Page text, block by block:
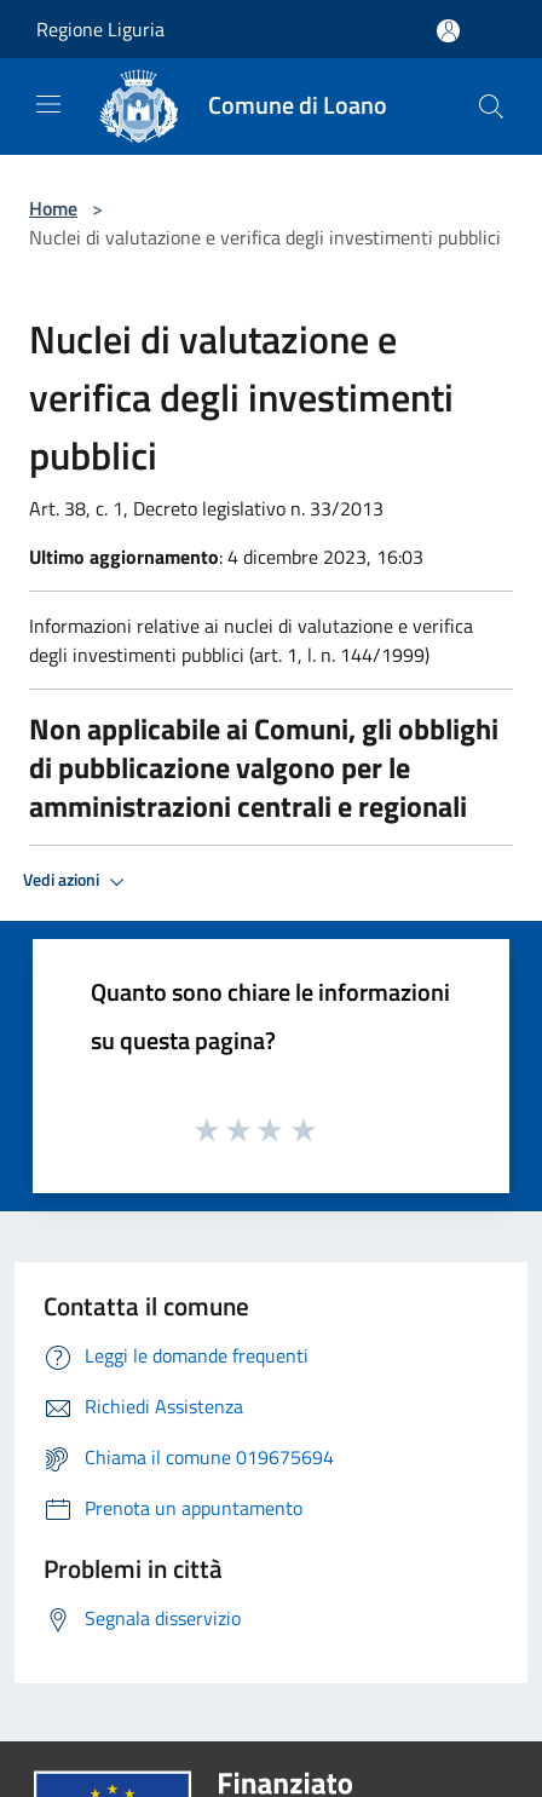
Regione Liguria
Comune di Loano
Home >
Nuclei di valutazione e verifica degli investimenti pubblici
Nuclei di valutazione e
verifica degli investimenti
pubblici
Art. 38, c. 1, Decreto legislativo n. 33/2013
Ultimo aggiornamento: 4 dicembre 2023, 16:03
Informazioni relative ai nuclei di valutazione e verifica
degli investimenti pubblici (art. 1, l. n. 144/1999)
Non applicabile ai Comuni, gli obblighi
di pubblicazione valgono per le
amministrazioni centrali e regionali
Vedi azioni
Quanto sono chiare le informazioni
su questa pagina?
Contatta il comune
Leggi le domande frequenti
Richiedi Assistenza
Chiama il comune 019675694
Prenota un appuntamento
Problemi in città
Segnala disservizio